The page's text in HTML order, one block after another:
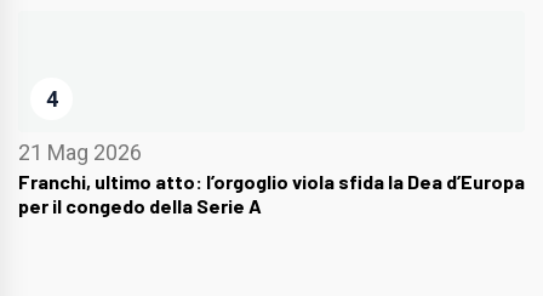
4
21 Mag 2026
Franchi, ultimo atto: l’orgoglio viola sfida la Dea d’Europa
per il congedo della Serie A